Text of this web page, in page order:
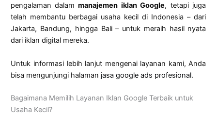
pengalaman dalammanajemen iklan Google, tetapi juga
telah membantu berbagai usaha kecil di Indonesia – dari
Jakarta, Bandung, hingga Bali – untuk meraih hasil nyata
dari iklan digital mereka.
Untuk informasi lebih lanjut mengenai layanan kami, Anda
bisa mengunjungi halaman jasa google ads profesional.
Bagaimana Memilih Layanan Iklan Google Terbaik untuk
Usaha Kecil?